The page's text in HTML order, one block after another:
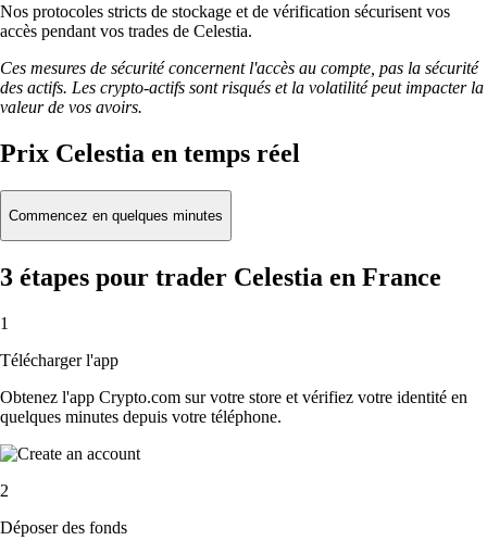
Nos protocoles stricts de stockage et de vérification sécurisent vos
accès pendant vos trades de Celestia.
Ces mesures de sécurité concernent l'accès au compte, pas la sécurité
des actifs. Les crypto-actifs sont risqués et la volatilité peut impacter la
valeur de vos avoirs.
Prix Celestia en temps réel
Commencez en quelques minutes
3 étapes pour trader Celestia en France
1
Télécharger l'app
Obtenez l'app Crypto.com sur votre store et vérifiez votre identité en
quelques minutes depuis votre téléphone.
2
Déposer des fonds